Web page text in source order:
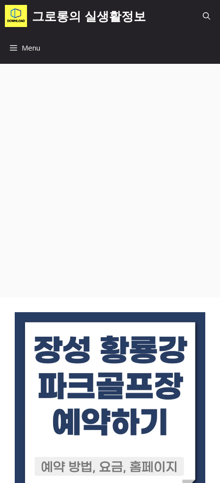
컨
텐
츠
너
그로롱의 실생활정보
Menu